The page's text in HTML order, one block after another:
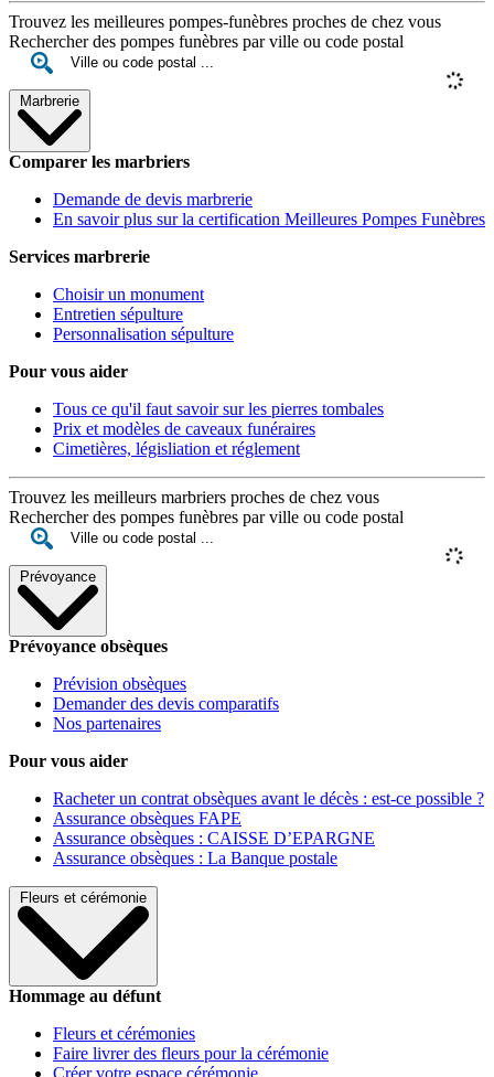
Trouvez les meilleures pompes-funèbres proches de chez vous
Rechercher des pompes funèbres par ville ou code postal
Marbrerie
Comparer les marbriers
Demande de devis marbrerie
En savoir plus sur la certification Meilleures Pompes Funèbres
Services marbrerie
Choisir un monument
Entretien sépulture
Personnalisation sépulture
Pour vous aider
Tous ce qu'il faut savoir sur les pierres tombales
Prix et modèles de caveaux funéraires
Cimetières, législiation et réglement
Trouvez les meilleurs marbriers proches de chez vous
Rechercher des pompes funèbres par ville ou code postal
Prévoyance
Prévoyance obsèques
Prévision obsèques
Demander des devis comparatifs
Nos partenaires
Pour vous aider
Racheter un contrat obsèques avant le décès : est-ce possible ?
Assurance obsèques FAPE
Assurance obsèques : CAISSE D’EPARGNE
Assurance obsèques : La Banque postale
Fleurs et cérémonie
Hommage au défunt
Fleurs et cérémonies
Faire livrer des fleurs pour la cérémonie